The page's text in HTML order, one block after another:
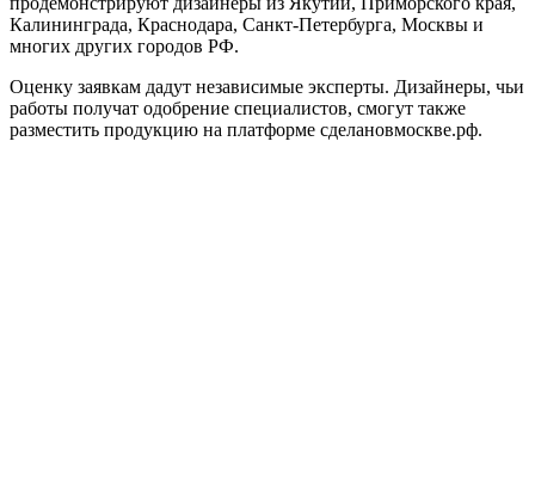
Калининграда, Краснодара, Санкт-Петербурга, Москвы и
многих других городов РФ.
Оценку заявкам дадут независимые эксперты. Дизайнеры, чьи
работы получат одобрение специалистов, смогут также
разместить продукцию на платформе сделановмоскве.рф.